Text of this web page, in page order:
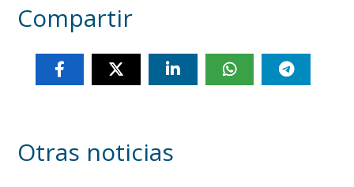
Compartir
Otras noticias